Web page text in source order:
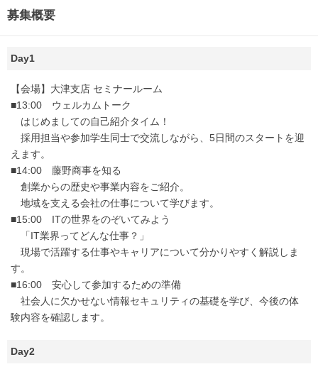
募集概要
Day1
【会場】大津支店 セミナールーム
■13:00 ウェルカムトーク
はじめましての自己紹介タイム！
採用担当や参加学生同士で交流しながら、5日間のスタートを迎
えます。
■14:00 藤野商事を知る
創業からの歴史や事業内容をご紹介。
地域を支える会社の仕事について学びます。
■15:00 ITの世界をのぞいてみよう
「IT業界ってどんな仕事？」
現場で活躍する仕事やキャリアについて分かりやすく解説しま
す。
■16:00 安心して参加するための準備
社会人に欠かせない情報セキュリティの基礎を学び、今後の体
験内容を確認します。
Day2